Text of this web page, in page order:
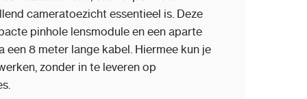
cameratoezicht essentieel is. Deze
pinhole lensmodule en een aparte
een 8 meter lange kabel. Hiermee kun je
zonder in te leveren op